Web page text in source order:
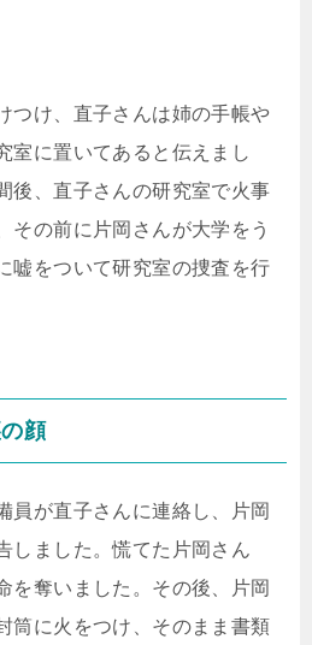
つけ、直子さんは姉の手帳や
室に置いてあると伝えまし
後、直子さんの研究室で火事
その前に片岡さんが大学をう
嘘をついて研究室の捜査を行
顔
員が直子さんに連絡し、片岡
しました。慌てた片岡さん
を奪いました。その後、片岡
筒に火をつけ、そのまま書類